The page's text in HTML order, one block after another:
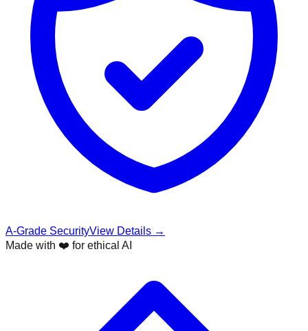
A-Grade SecurityView Details →
Made with ❤️ for ethical AI